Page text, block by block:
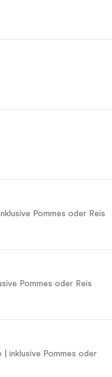
Pommes oder Reis
Pommes oder Reis
| inklusive Pommes oder